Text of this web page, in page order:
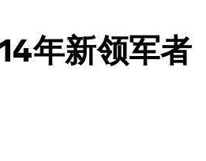
年新领军者